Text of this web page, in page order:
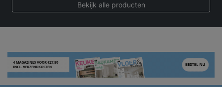
Bekijk alle producten